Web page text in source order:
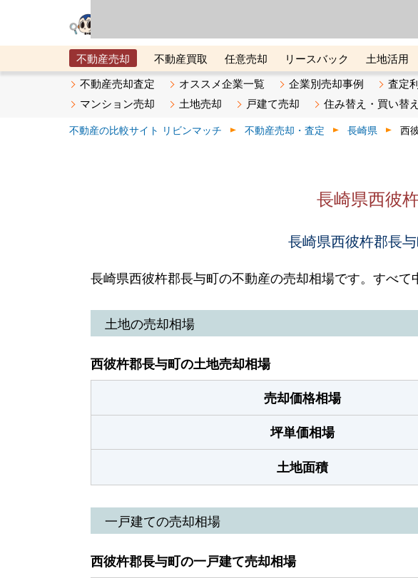
不動産売却 不動産買取 任意売却 リースバック 土地活用
メタ住宅展示場
ベスト不動産カンパニー オンライン講座 リビ
不動産売却査定 オススメ企業一覧 企業別売却事例 査定
マンション売却
土地売却 戸建て売却 住み替え・買い替え
不動産の比較サイト リビンマッチ 不動産売却・査定 長崎県 西
長崎県西彼
長崎県西彼杵郡長
長崎県西彼杵郡長与町の不動産の売却相場です。すべて
土地の売却相場
西彼杵郡長与町の土地売却相場
売却価格相場
坪単価相場
土地面積
一戸建ての売却相場
西彼杵郡長与町の一戸建て売却相場